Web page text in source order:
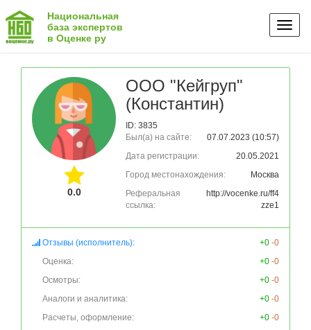
Национальная
база экспертов
в Оценке ру
0.0
ООО "Кейгруп"
(Константин)
ID: 3835
Был(а) на сайте:
07.07.2023 (10:57)
Дата регистрации:
20.05.2021
Город местонахождения:
Москва
Реферальная
ссылка:
http://vocenke.ru/ff4
zze1
Отзывы (исполнитель): +0 -0
Оценка:
+0 -0
Осмотры:
+0 -0
Аналоги и аналитика:
+0 -0
Расчеты, оформление:
+0 -0